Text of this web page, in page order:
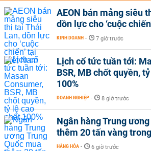
AEON bán mảng siêu
dồn lực cho ‘cuộc
KINH DOANH - 7 giờ trước
Lịch cổ tức tuần tới:
BSR, MB chốt quyền,
100%
DOANH NGHIỆP - 8 giờ trước
Ngân hàng Trung
thêm 20 tấn vàng
HÀNG HÓA - 6 giờ trước